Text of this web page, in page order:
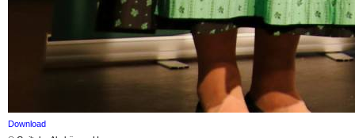
Download